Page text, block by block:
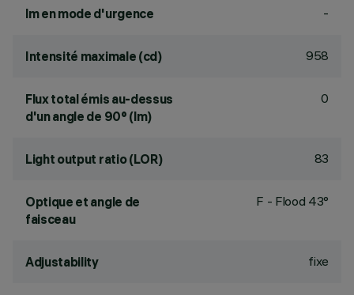
lm en mode d'urgence -
Intensité maximale (cd) 958
Flux total émis au-dessus
d'un angle de 90° (lm)
0
Light output ratio (LOR) 83
Optique et angle de
faisceau
F - Flood 43°
Adjustability fixe